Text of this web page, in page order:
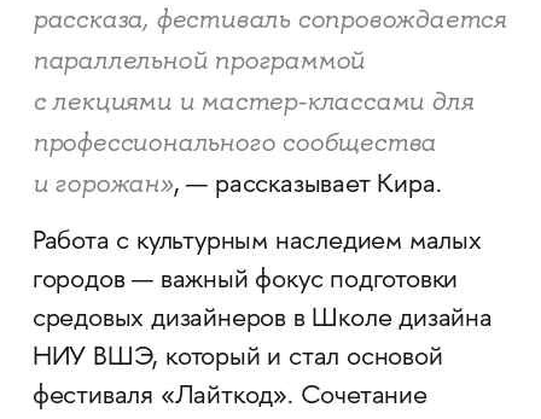
рассказа, фестиваль сопровождается
параллельной программой
с лекциями и мастер-классами для
профессионального сообщества
и горожан», — рассказывает Кира.
Работа с культурным наследием малых
городов — важный фокус подготовки
средовых дизайнеров в Школе дизайна
НИУ ВШЭ, который и стал основой
фестиваля «Лайткод». Сочетание